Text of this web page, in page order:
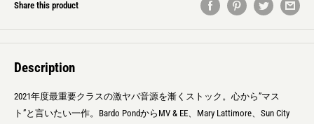
Share this product
Description
2021年度最重要クラスの激ヤバ音源を漸くストック。心から”マス
ト”と言いたい一作。Bardo PondからMV & EE、Mary Lattimore、Sun City